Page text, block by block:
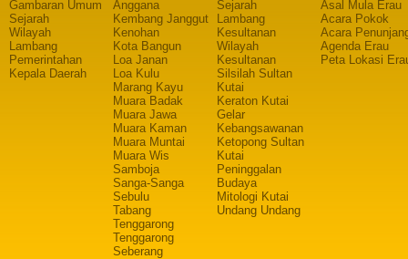
Gambaran Umum
Sejarah
Wilayah
Lambang
Pemerintahan
Kepala Daerah
Anggana
Kembang Janggut
Kenohan
Kota Bangun
Loa Janan
Loa Kulu
Marang Kayu
Muara Badak
Muara Jawa
Muara Kaman
Muara Muntai
Muara Wis
Samboja
Sanga-Sanga
Sebulu
Tabang
Tenggarong
Tenggarong
Seberang
Sejarah
Lambang
Kesultanan
Wilayah
Kesultanan
Silsilah Sultan
Kutai
Keraton Kutai
Gelar
Kebangsawanan
Ketopong Sultan
Kutai
Peninggalan
Budaya
Mitologi Kutai
Undang Undang
Asal Mula Erau
Acara Pokok
Acara
Agenda Erau
Peta Lokasi